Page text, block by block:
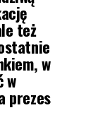
też
w
w
prezes